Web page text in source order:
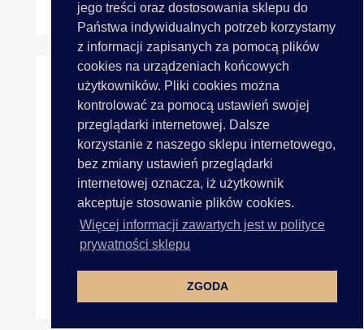
jego treści oraz dostosowania sklepu do
Państwa indywidualnych potrzeb korzystamy
z informacji zapisanych za pomocą plików
cookies na urządzeniach końcowych
użytkowników. Pliki cookies można
kontrolować za pomocą ustawień swojej
przeglądarki internetowej. Dalsze
korzystanie z naszego sklepu internetowego,
bez zmiany ustawień przeglądarki
internetowej oznacza, iż użytkownik
akceptuje stosowanie plików cookies.
Więcej informacji zawartych jest w polityce
prywatności sklepu
ZGODA
25mm Wstążka Atłasowa 25m...